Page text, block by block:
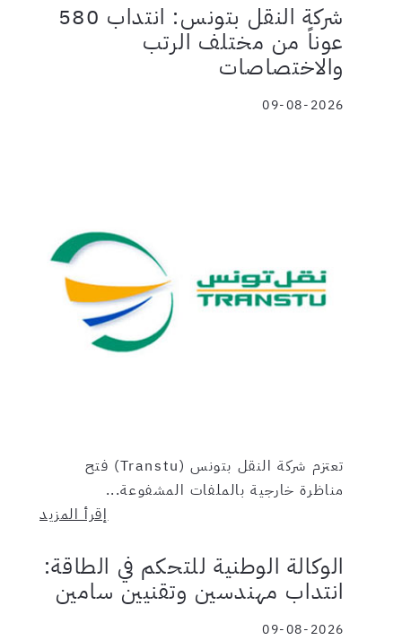
شركة النقل بتونس: انتداب 580
عوناً من مختلف الرتب
والاختصاصات
09-08-2026
تعتزم شركة النقل بتونس (Transtu) فتح
مناظرة خارجية بالملفات المشفوعة...
إقرأ المزيد
الوكالة الوطنية للتحكم في الطاقة:
انتداب مهندسين وتقنيين سامين
09-08-2026